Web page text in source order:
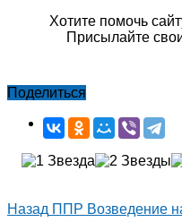
Хотите помочь
Присылайте
Поделиться
Назад ППР Возведение